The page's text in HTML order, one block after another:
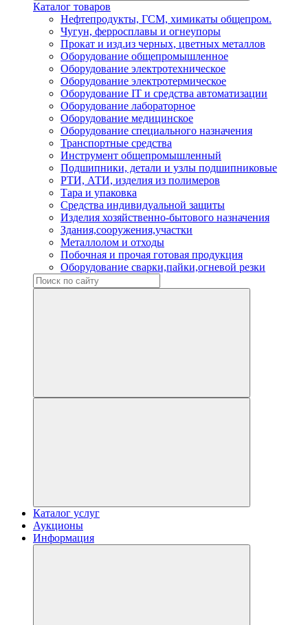
Каталог товаров
Нефтепродукты, ГСМ, химикаты общепром.
Чугун, ферросплавы и огнеупоры
Прокат и изд.из черных, цветных металлов
Оборудование общепромышленное
Оборудование электротехническое
Оборудование электротермическое
Оборудование IT и средства автоматизации
Оборудование лабораторное
Оборудование медицинское
Оборудование специального назначения
Транспортные средства
Инструмент общепромышленный
Подшипники, детали и узлы подшипниковые
РТИ, АТИ, изделия из полимеров
Тара и упаковка
Средства индивидуальной защиты
Изделия хозяйственно-бытового назначения
Здания,сооружения,участки
Металлолом и отходы
Побочная и прочая готовая продукция
Оборудование сварки,пайки,огневой резки
Каталог услуг
Аукционы
Информация